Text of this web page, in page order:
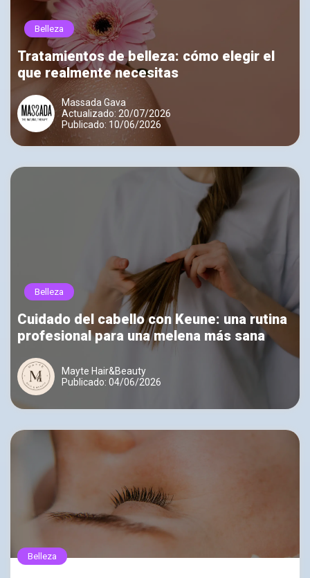
Belleza
Tratamientos de belleza: cómo elegir el
que realmente necesitas
Massada Gava
Actualizado: 20/07/2026
Publicado: 10/06/2026
Belleza
Cuidado del cabello con Keune: una rutina
profesional para una melena más sana
Mayte Hair&Beauty
Publicado: 04/06/2026
Belleza